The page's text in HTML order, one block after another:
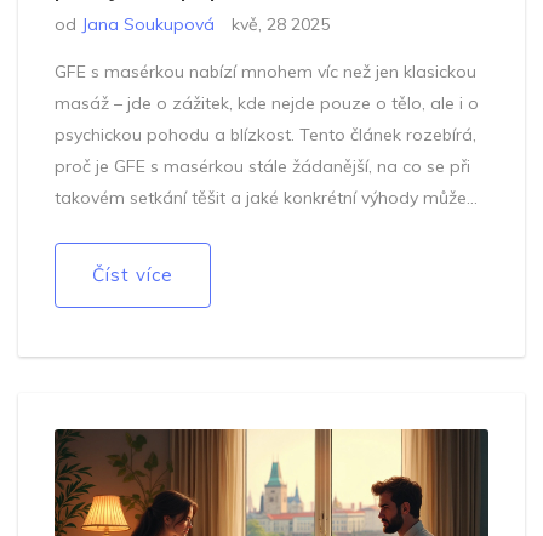
od Jana Soukupová kvě, 28 2025
GFE s masérkou nabízí mnohem víc než jen klasickou
masáž – jde o zážitek, kde nejde pouze o tělo, ale i o
psychickou pohodu a blízkost. Tento článek rozebírá,
proč je GFE s masérkou stále žádanější, na co se při
takovém setkání těšit a jaké konkrétní výhody může
službu a co si pohlídat při výběru masérky. Vysvětlíme
Číst více